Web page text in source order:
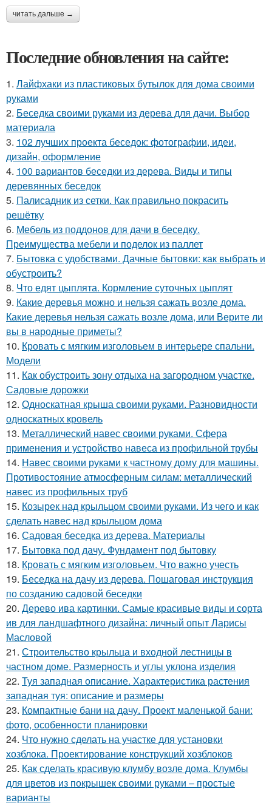
читать дальше →
Последние обновления на сайте:
1. Лайфхаки из пластиковых бутылок для дома своими
руками
2. Беседка своими руками из дерева для дачи. Выбор
материала
3. 102 лучших проекта беседок: фотографии, идеи,
дизайн, оформление
4. 100 вариантов беседки из дерева. Виды и типы
деревянных беседок
5. Палисадник из сетки. Как правильно покрасить
решётку
6. Мебель из поддонов для дачи в беседку.
Преимущества мебели и поделок из паллет
7. Бытовка с удобствами. Дачные бытовки: как выбрать и
обустроить?
8. Что едят цыплята. Кормление суточных цыплят
9. Какие деревья можно и нельзя сажать возле дома.
Какие деревья нельзя сажать возле дома, или Верите ли
вы в народные приметы?
10. Кровать с мягким изголовьем в интерьере спальни.
Модели
11. Как обустроить зону отдыха на загородном участке.
Садовые дорожки
12. Односкатная крыша своими руками. Разновидности
односкатных кровель
13. Металлический навес своими руками. Сфера
применения и устройство навеса из профильной трубы
14. Навес своими руками к частному дому для машины.
Противостояние атмосферным силам: металлический
навес из профильных труб
15. Козырек над крыльцом своими руками. Из чего и как
сделать навес над крыльцом дома
16. Садовая беседка из дерева. Материалы
17. Бытовка под дачу. Фундамент под бытовку
18. Кровать с мягким изголовьем. Что важно учесть
19. Беседка на дачу из дерева. Пошаговая инструкция
по созданию садовой беседки
20. Дерево ива картинки. Самые красивые виды и сорта
ив для ландшафтного дизайна: личный опыт Ларисы
Масловой
21. Строительство крыльца и входной лестницы в
частном доме. Размерность и углы уклона изделия
22. Туя западная описание. Характеристика растения
западная туя: описание и размеры
23. Компактные бани на дачу. Проект маленькой бани:
фото, особенности планировки
24. Что нужно сделать на участке для установки
хозблока. Проектирование конструкций хозблоков
25. Как сделать красивую клумбу возле дома. Клумбы
для цветов из покрышек своими руками – простые
варианты